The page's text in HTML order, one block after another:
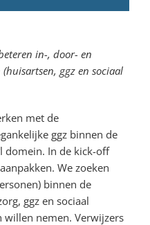
in-, door- en
ggz en sociaal
met de
ggz binnen de
domein. In de kick-off
We zoeken
binnen de
ggz en sociaal
willen nemen. Verwijzers